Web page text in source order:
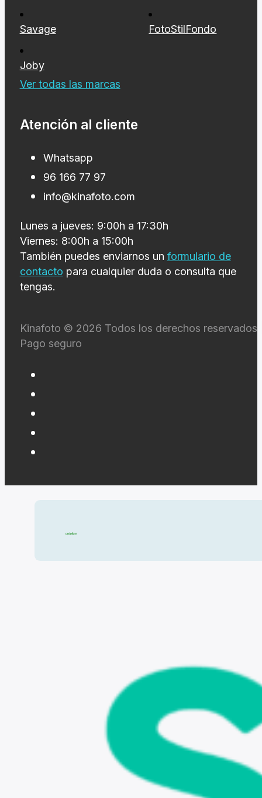
Savage FotoStilFondo
Joby
Ver todas las marcas
Atención al cliente
Whatsapp
96 166 77 97
info@kinafoto.com
Lunes a jueves: 9:00h a 17:30h
Viernes: 8:00h a 15:00h
También puedes enviarnos un formulario de
contacto para cualquier duda o consulta que
tengas.
Kinafoto © 2026 Todos los derechos reservados
Pago seguro